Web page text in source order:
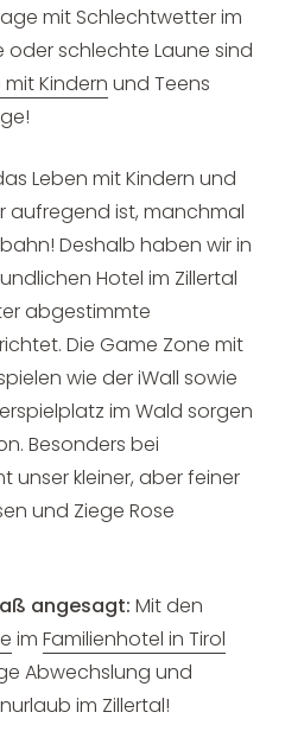
mit Schlechtwetter im
oder schlechte Laune sind
Kindern und Teens
Leben mit Kindern und
aufregend ist, manchmal
Deshalb haben wir in
Hotel im Zillertal
abgestimmte
Die Game Zone mit
wie der iWall sowie
im Wald sorgen
Besonders bei
unser kleiner, aber feiner
und Ziege Rose
angesagt: Mit den
im Familienhotel in Tirol
Abwechslung und
im Zillertal!